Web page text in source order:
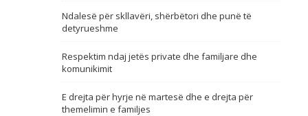
Ndalesë për skllavëri, shërbëtori dhe punë të
detyrueshme
Respektim ndaj jetës private dhe familjare dhe
komunikimit
E drejta për hyrje në martesë dhe e drejta për
themelimin e familjes